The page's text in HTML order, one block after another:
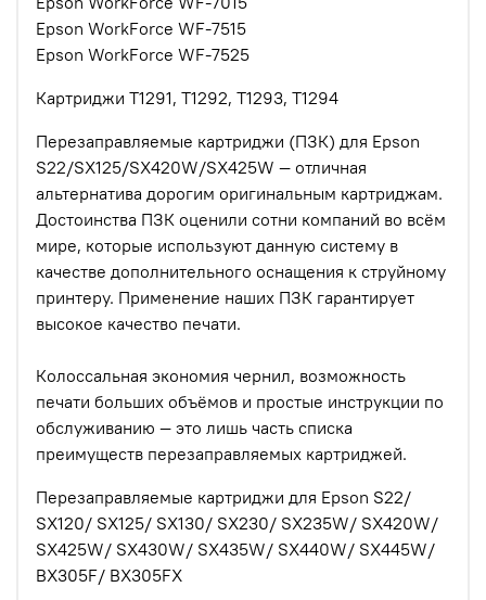
Epson WorkForce WF-7515
Epson WorkForce WF-7525
Картриджи T1291, T1292, T1293, T1294
Перезаправляемые картриджи (ПЗК) для Epson
S22/SX125/SX420W/SX425W — отличная
альтернатива дорогим оригинальным картриджам.
Достоинства ПЗК оценили сотни компаний во всём
мире, которые используют данную систему в
качестве дополнительного оснащения к струйному
принтеру. Применение наших ПЗК гарантирует
высокое качество печати.
Колоссальная экономия чернил, возможность
печати больших объёмов и простые инструкции по
обслуживанию — это лишь часть списка
преимуществ перезаправляемых картриджей.
Перезаправляемые картриджи для Epson S22/
SX120/ SX125/ SX130/ SX230/ SX235W/ SX420W/
SX425W/ SX430W/ SX435W/ SX440W/ SX445W/
BX305F/ BX305FX